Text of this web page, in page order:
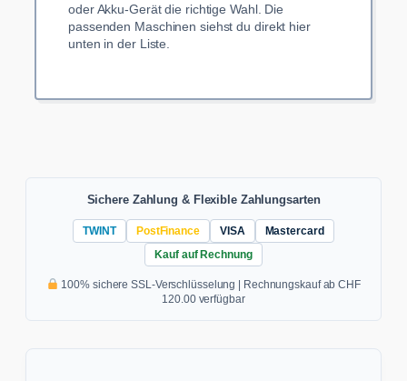
oder Akku-Gerät die richtige Wahl. Die
passenden Maschinen siehst du direkt hier
unten in der Liste.
Sichere Zahlung & Flexible Zahlungsarten
TWINT PostFinance VISA
Mastercard
Kauf auf Rechnung
100% sichere SSL-Verschlüsselung | Rechnungskauf ab CHF
120.00 verfügbar